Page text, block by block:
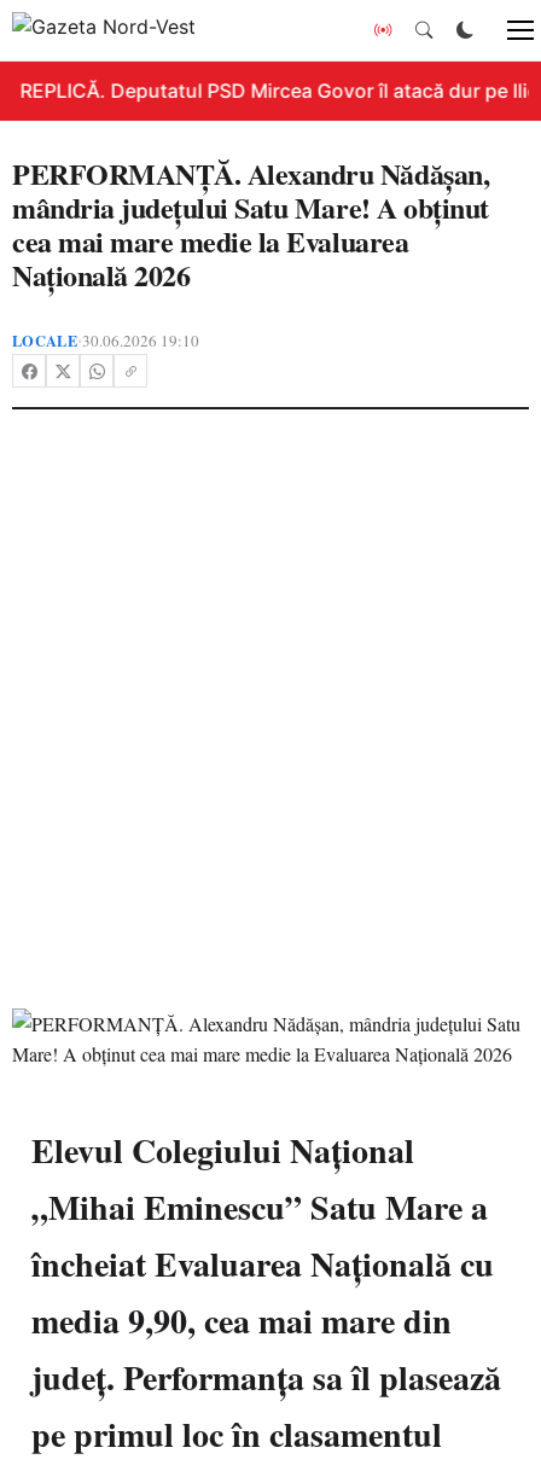
REPLICĂ. Deputatul PSD Mircea Govor îl atacă dur pe
PERFORMANȚĂ. Alexandru Nădășan,
mândria județului Satu Mare! A obținut
cea mai mare medie la Evaluarea
Națională 2026
LOCALE•30.06.2026 19:10
Elevul Colegiului Național
„Mihai Eminescu” Satu Mare a
încheiat Evaluarea Națională cu
media 9,90, cea mai mare din
județ. Performanța sa îl plasează
pe primul loc în clasamentul